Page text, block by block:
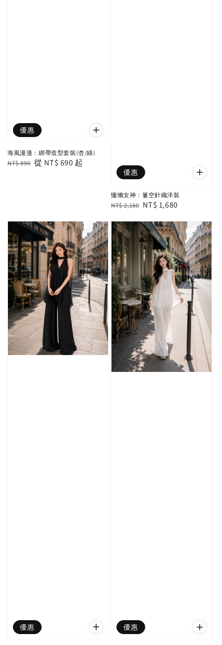
優惠
海風漫漫：綁帶造型套裝(杏/綠)
Regular
NT$ 890 Sale
從 NT$ 690 起
優惠
慵懶女神：簍空針織洋裝
Regular
NT$ 2,180 Sale
NT$ 1,680
優惠 優惠